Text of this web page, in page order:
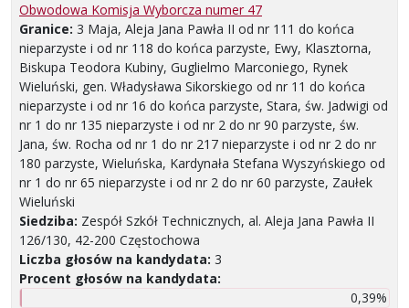
Obwodowa Komisja Wyborcza numer 47
Granice: 3 Maja, Aleja Jana Pawła II od nr 111 do końca
nieparzyste i od nr 118 do końca parzyste, Ewy, Klasztorna,
Biskupa Teodora Kubiny, Guglielmo Marconiego, Rynek
Wieluński, gen. Władysława Sikorskiego od nr 11 do końca
nieparzyste i od nr 16 do końca parzyste, Stara, św. Jadwigi od
nr 1 do nr 135 nieparzyste i od nr 2 do nr 90 parzyste, św.
Jana, św. Rocha od nr 1 do nr 217 nieparzyste i od nr 2 do nr
180 parzyste, Wieluńska, Kardynała Stefana Wyszyńskiego od
nr 1 do nr 65 nieparzyste i od nr 2 do nr 60 parzyste, Zaułek
Wieluński
Siedziba: Zespół Szkół Technicznych, al. Aleja Jana Pawła II
126/130, 42-200 Częstochowa
Liczba głosów na kandydata: 3
Procent głosów na kandydata:
0,39%